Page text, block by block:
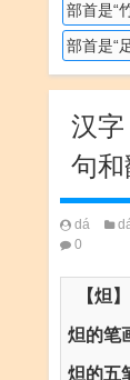
部首是“
部首是“
汉
句
dá
0
【炟】
炟的笔
炟的五